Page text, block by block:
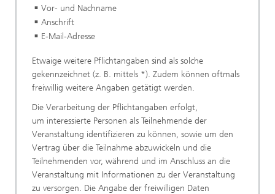
Vor- und Nachname
Anschrift
E-Mail-Adresse
Etwaige weitere Pflichtangaben sind als solche
gekennzeichnet (z. B. mittels *). Zudem können oftmals
freiwillig weitere Angaben getätigt werden.
Die Verarbeitung der Pflichtangaben erfolgt,
um interessierte Personen als Teilnehmende der
Veranstaltung identifizieren zu können, sowie um den
Vertrag über die Teilnahme abzuwickeln und die
Teilnehmenden vor, während und im Anschluss an die
Veranstaltung mit Informationen zu der Veranstaltung
zu versorgen. Die Angabe der freiwilligen Daten